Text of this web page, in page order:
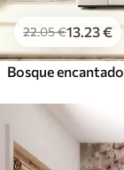
22.05€13.23€
Bosque